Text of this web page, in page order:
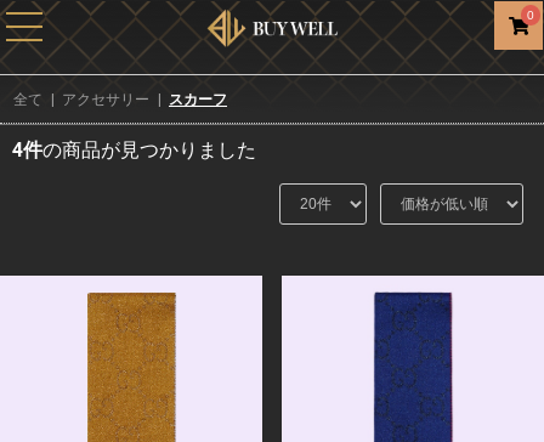
0
全て アクセサリー スカーフ
4件の商品が見つかりました